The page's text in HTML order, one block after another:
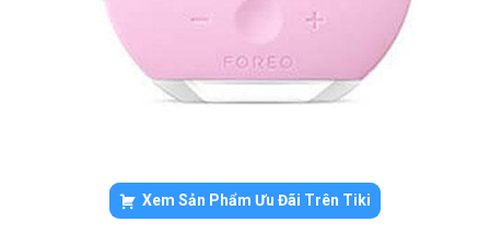
Xem Sản Phẩm Ưu Đãi Trên Tiki